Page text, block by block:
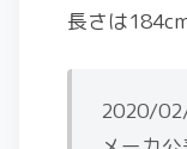
長さは184cm
2020/